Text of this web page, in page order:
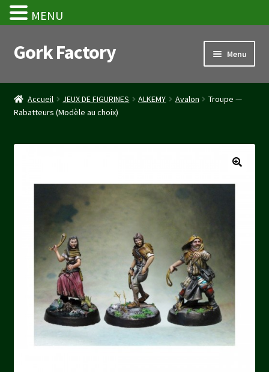
Aller
à
navigation
Aller
au
Gork Factory Menu
Accueil
CGV
Mon compte
Stripe Payment Success Page
Validation de la commande
Accueil JEUX DE FIGURINES ALKEMY Avalon
Troupe —
Rabatteurs (Modèle au choix)
MENU